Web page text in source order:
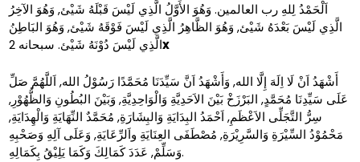
اَلْحَمْدُ لِلهِ رب العالمين. وَهُوَ الأَوَّلُ الَّذِي لَيْسَ قَبْلَهُ شَيْئ, وَهُوَ الآخِرُ
الَّذِي لَيْسَ بَعْدَهُ شَيْئ, وَهُوَ الظَّاهِرُ الَّذِي لَيْسَ فَوْقَهُ شَيْئ, وَهُوَ البَاطِنُ
الَّذِي لَيْسَ دُوْنَهُ شَيْئ. سبحانه 2x
أَشْهَدُ اَنْ لَا اِلَهَ إِلَّا الله, وَأَشْهَدُ اَنَّ سَيِّدَنَا مُحَمَّدًا رَسُوْلُ الله, اَللَّهُمَّ صَلِّ
عَلَى سَيِّدِنَا مُحَمَّدٍ, البَرْزَخْ بَيْنَ الاَحَدِيَّةِ وَالْوَاحِدِيَّةِ, وَبَيْنَ البُطُونِ وَالظُّهُوْرِ,
سِرُّ التَّجَلِّى الاَعْظَمِ, اَحْمَدُ البِدَايَةِ وَالبِشَارَةِ, مُحَمَّدٌ النِّهَايَةِ وَالْهِدَايَةِ,
مَحْمُوْدُ السِّيْرَةِ وَالسَّرِيْرَةِ, مُصْطَفَى العِنَايَةِ واَلرِّعَايَةِ, وَعَلَى آلِهِ وَصَحْبِهِ
وَسَلِّمْ, عَدَدَ كَمَالِكَ وَكَمَا يَلِيْقُ بِكَمَالِهِ.